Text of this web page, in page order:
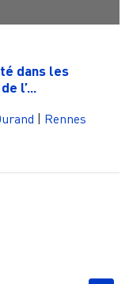
dans les
l’...
| Rennes